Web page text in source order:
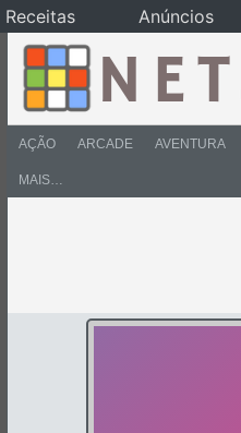
AÇÃO ARCADE AVENTURA
MAIS…
Receitas Anúncios